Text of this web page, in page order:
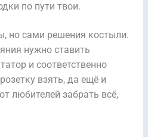
по пути твои.
но сами решения костыли.
нужно ставить
и соответственно
взять, да ещё и
любителей забрать всё,